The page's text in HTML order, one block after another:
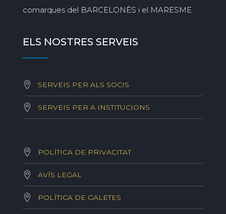
comarques del BARCELONÈS i el MARESME.
ELS NOSTRES SERVEIS
SERVEIS PER ALS SOCIS
SERVEIS PER A INSTITUCIONS
POLÍTICA DE PRIVACITAT
AVÍS LEGAL
POLÍTICA DE GALETES